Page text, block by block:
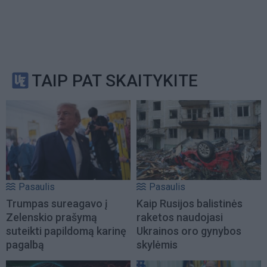
TAIP PAT SKAITYKITE
Pasaulis
Trumpas sureagavo į
Zelenskio prašymą
suteikti papildomą karinę
pagalbą
Pasaulis
Kaip Rusijos balistinės
raketos naudojasi
Ukrainos oro gynybos
skylėmis